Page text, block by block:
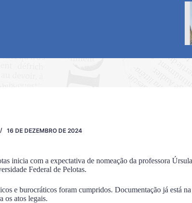
16 DE DEZEMBRO DE 2024
inicia com a expectativa de nomeação da professora
Federal de Pelotas.
e burocráticos foram cumpridos. Documentação já está
os atos legais.